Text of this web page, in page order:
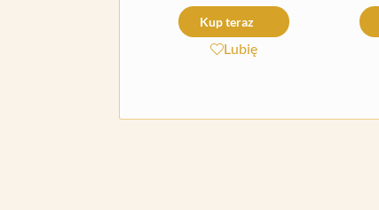
Kup teraz
Lubię